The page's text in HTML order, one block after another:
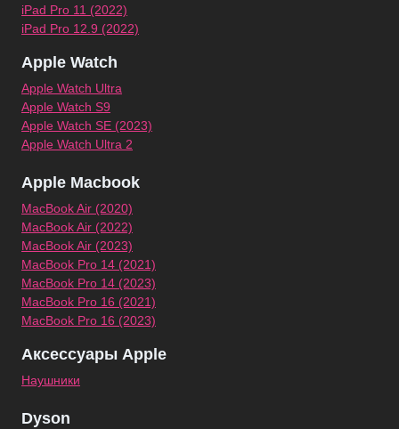
iPad Pro 11 (2022)
iPad Pro 12.9 (2022)
Apple Watch
Apple Watch Ultra
Apple Watch S9
Apple Watch SE (2023)
Apple Watch Ultra 2
Apple Macbook
MacBook Air (2020)
MacBook Air (2022)
MacBook Air (2023)
MacBook Pro 14 (2021)
MacBook Pro 14 (2023)
MacBook Pro 16 (2021)
MacBook Pro 16 (2023)
Аксессуары Apple
Наушники
Dyson